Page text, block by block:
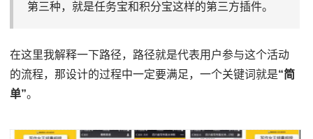
第三种，就是任务宝和积分宝这样的第三方插件。
在这里我解释一下路径，路径就是代表用户参与这个活动
的流程，那设计的过程中一定要满足，一个关键词就是“简
单”。